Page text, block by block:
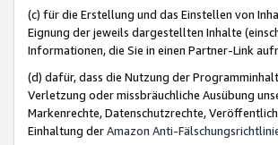
(c) für die Erstellung und das Einstellen von
Eignung der jeweils dargestellten Inhalte
Informationen, die Sie in einen Partner-Link
(d) dafür, dass die Nutzung der
Verletzung oder missbräuchliche Ausübung
Markenrechte, Datenschutzrechte,
Einhaltung derAmazon Anti-